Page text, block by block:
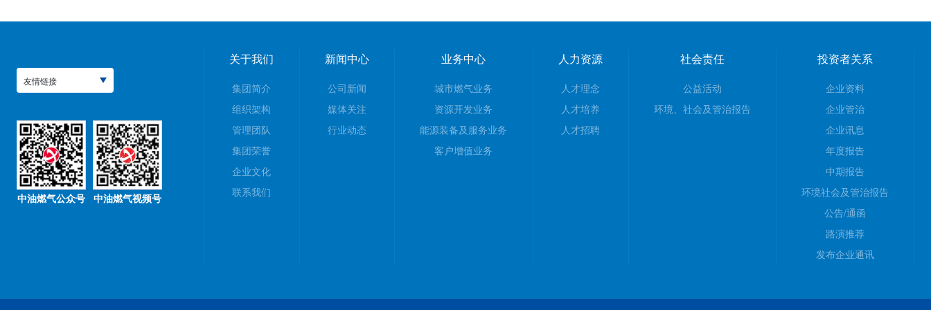
友情链接
中油燃气公众号 中油燃气视频号
关于我们
集团简介
组织架构
管理团队
集团荣誉
企业文化
联系我们
新闻中心
公司新闻
媒体关注
行业动态
业务中心
城市燃气业务
资源开发业务
能源装备及服务业务
客户增值业务
人力资源
人才理念
人才培养
人才招聘
社会责任
公益活动
环境、社会及管治报告
投资者关系
企业资料
企业管治
企业讯息
年度报告
中期报告
环境社会及管治报告
公告/通函
路演推荐
发布企业通讯